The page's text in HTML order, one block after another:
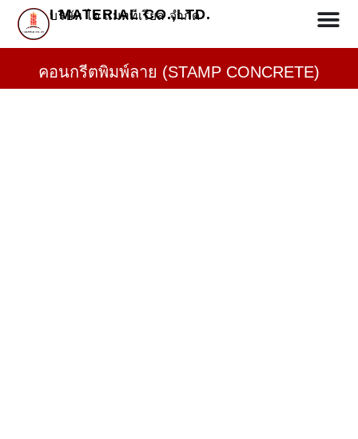
I MATERIAL CO.,LTD.
บริษัท ไอ แมททีเรียล จำกัด
คอนกรีตพิมพ์ลาย (STAMP CONCRETE)